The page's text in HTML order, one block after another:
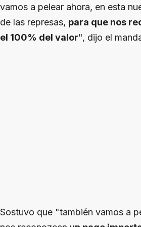
vamos a pelear ahora, en esta
de las represas, para que nos
el 100% del valor", dijo el
Sostuvo que "también vamos a